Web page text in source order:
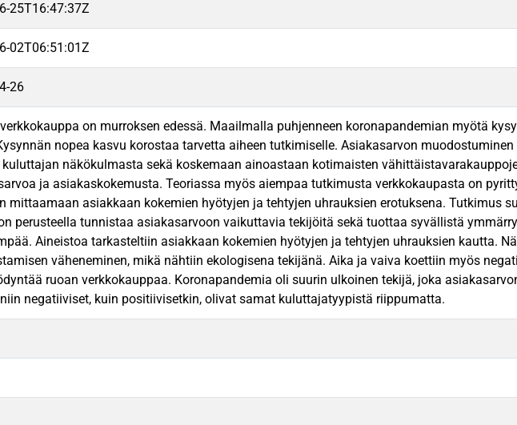
25T16:47:37Z
02T06:51:01Z
26
on murroksen edessä. Maailmalla puhjenneen koronapandemian myötä
nopea kasvu korostaa tarvetta aiheen tutkimiselle. Asiakasarvon
näkökulmasta sekä koskemaan ainoastaan kotimaisten
ja asiakaskokemusta. Teoriassa myös aiempaa tutkimusta verkkokaupasta on
mittaamaan asiakkaan kokemien hyötyjen ja tehtyjen uhrauksien erotuksena.
perusteella tunnistaa asiakasarvoon vaikuttavia tekijöitä sekä tuottaa syvällistä
Aineistoa tarkasteltiin asiakkaan kokemien hyötyjen ja tehtyjen uhrauksien kautta.
väheneminen, mikä nähtiin ekologisena tekijänä. Aika ja vaiva koettiin myös
ruoan verkkokauppaa. Koronapandemia oli suurin ulkoinen tekijä, joka
negatiiviset, kuin positiivisetkin, olivat samat kuluttajatyypistä riippumatta.